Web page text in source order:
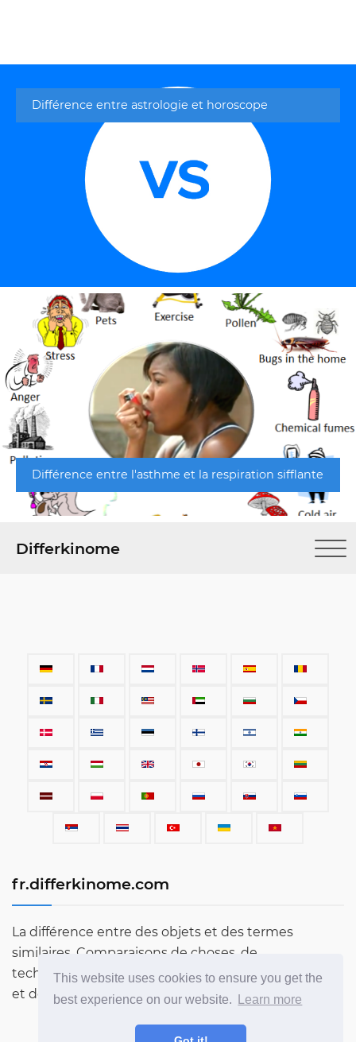
This website uses cookies to ensure you get the
best experience on our website.
Learn more
Différence entre astrologie et horoscope
Différence entre l'asthme et la respiration sifflante
Differkinome
fr.differkinome.com
La différence entre des objets et des termes
similaires. Comparaisons de choses, de
technologies, de voitures, de termes, de personnes
et de tout ce qui existe dans le monde.